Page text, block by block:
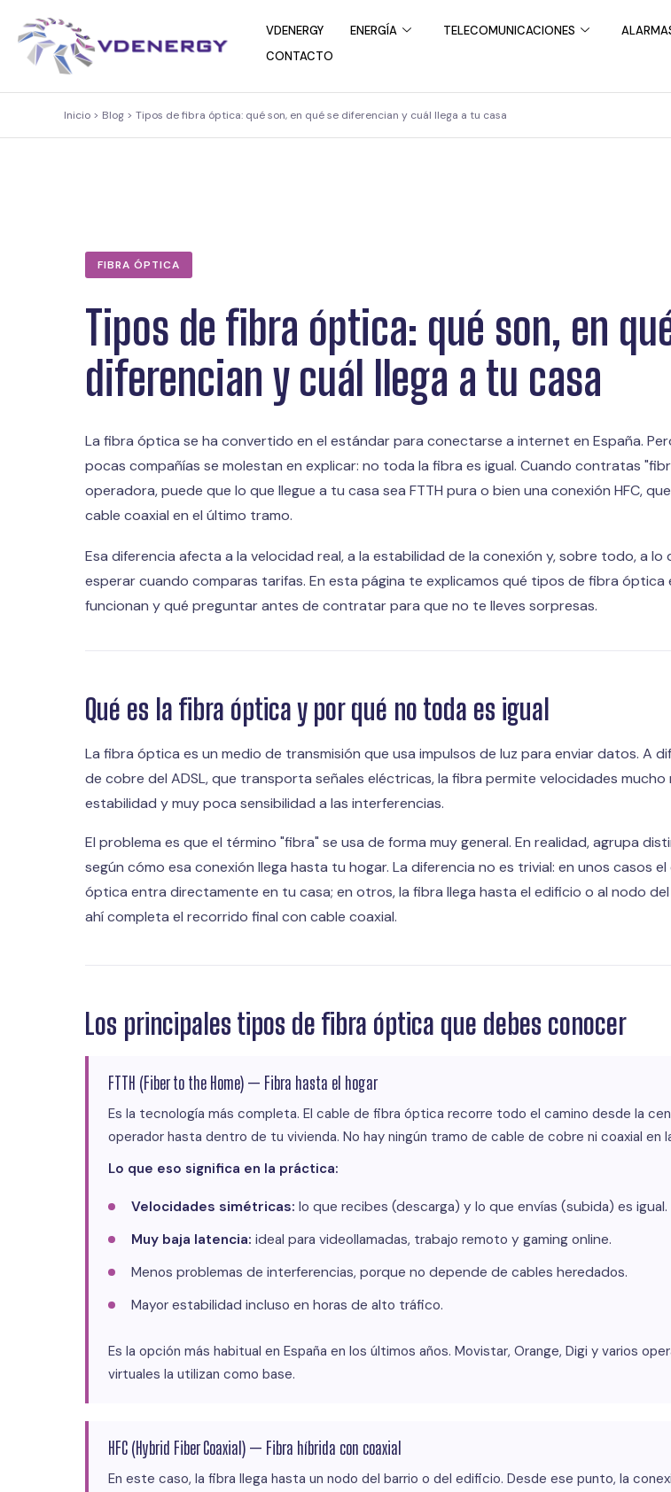
VDENERGY ENERGÍA TELECOMUNICACIONES
CONTACTO
Inicio > Blog > Tipos de fibra óptica: qué son, en qué se diferencian y cuál llega a tu casa
FIBRA ÓPTICA
Tipos de fibra óptica: qué son, en
diferencian y cuál llega a tu casa
La fibra óptica se ha convertido en el estándar para conectarse a internet en España.
pocas compañías se molestan en explicar: no toda la fibra es igual. Cuando contratas
operadora, puede que lo que llegue a tu casa sea FTTH pura o bien una conexión HFC,
cable coaxial en el último tramo.
Esa diferencia afecta a la velocidad real, a la estabilidad de la conexión y, sobre todo, a lo
esperar cuando comparas tarifas. En esta página te explicamos qué tipos de fibra óptica
funcionan y qué preguntar antes de contratar para que no te lleves sorpresas.
Qué es la fibra óptica y por qué no toda es igual
La fibra óptica es un medio de transmisión que usa impulsos de luz para enviar datos. A
de cobre del ADSL, que transporta señales eléctricas, la fibra permite velocidades mucho
estabilidad y muy poca sensibilidad a las interferencias.
El problema es que el término "fibra" se usa de forma muy general. En realidad, agrupa
según cómo esa conexión llega hasta tu hogar. La diferencia no es trivial: en unos casos
óptica entra directamente en tu casa; en otros, la fibra llega hasta el edificio o al nodo
ahí completa el recorrido final con cable coaxial.
Los principales tipos de fibra óptica que debes conocer
FTTH (Fiber to the Home) — Fibra hasta el hogar
Es la tecnología más completa. El cable de fibra óptica recorre todo el camino desde la
operador hasta dentro de tu vivienda. No hay ningún tramo de cable de cobre ni coaxial en
Lo que eso significa en la práctica:
Velocidades simétricas: lo que recibes (descarga) y lo que envías (subida) es igual.
Muy baja latencia: ideal para videollamadas, trabajo remoto y gaming online.
Menos problemas de interferencias, porque no depende de cables heredados.
Mayor estabilidad incluso en horas de alto tráfico.
Es la opción más habitual en España en los últimos años. Movistar, Orange, Digi y varios
virtuales la utilizan como base.
HFC (Hybrid Fiber Coaxial) — Fibra híbrida con coaxial
En este caso, la fibra llega hasta un nodo del barrio o del edificio. Desde ese punto, la